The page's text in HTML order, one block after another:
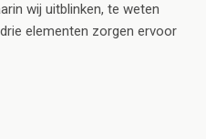
wij uitblinken, te weten
elementen zorgen ervoor